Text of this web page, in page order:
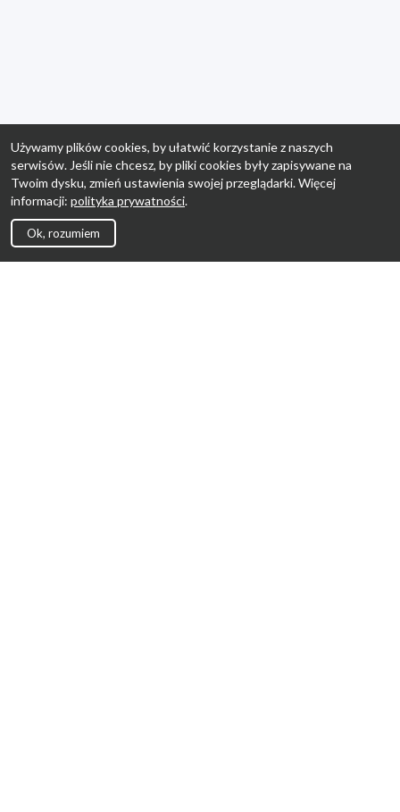
Używamy plików cookies, by ułatwić korzystanie z naszych
serwisów. Jeśli nie chcesz, by pliki cookies były zapisywane na
Twoim dysku, zmień ustawienia swojej przeglądarki. Więcej
informacji: polityka prywatności.
Ok, rozumiem